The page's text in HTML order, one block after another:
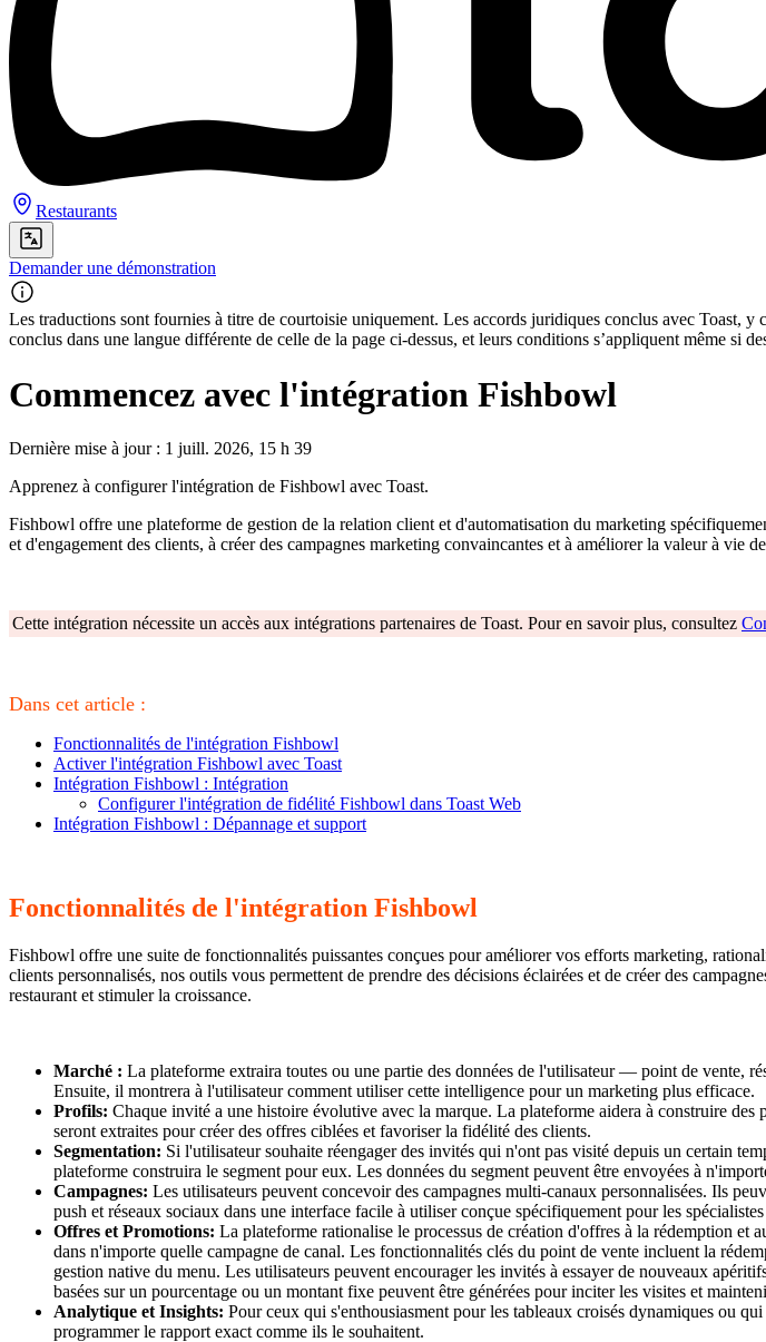
Restaurants
Demander une démonstration
Les traductions sont fournies à titre de courtoisie uniquement. Les accords juridiques conclus avec Toast,
conclus dans une langue différente de celle de la page ci-dessus, et leurs conditions s’appliquent même si
Commencez avec l'intégration Fishbowl
Dernière mise à jour : 1 juill. 2026, 15 h 39
Apprenez à configurer l'intégration de Fishbowl avec Toast.
Fishbowl offre une plateforme de gestion de la relation client et d'automatisation du marketing
et d'engagement des clients, à créer des campagnes marketing convaincantes et à améliorer la valeur à vie
Cette intégration nécessite un accès aux intégrations partenaires de Toast. Pour en savoir plus, consultez
Dans cet article :
Fonctionnalités de l'intégration Fishbowl
Activer l'intégration Fishbowl avec Toast
Intégration Fishbowl : Intégration
Configurer l'intégration de fidélité Fishbowl dans Toast Web
Intégration Fishbowl : Dépannage et support
Fonctionnalités de l'intégration Fishbowl
Fishbowl offre une suite de fonctionnalités puissantes conçues pour améliorer vos efforts marketing,
clients personnalisés, nos outils vous permettent de prendre des décisions éclairées et de créer des
restaurant et stimuler la croissance.
Marché : La plateforme extraira toutes ou une partie des données de l'utilisateur — point de vente,
Ensuite, il montrera à l'utilisateur comment utiliser cette intelligence pour un marketing plus efficace.
Profils: Chaque invité a une histoire évolutive avec la marque. La plateforme aidera à construire
seront extraites pour créer des offres ciblées et favoriser la fidélité des clients.
Segmentation: Si l'utilisateur souhaite réengager des invités qui n'ont pas visité depuis un certain
plateforme construira le segment pour eux. Les données du segment peuvent être envoyées à
Campagnes: Les utilisateurs peuvent concevoir des campagnes multi-canaux personnalisées. Ils
push et réseaux sociaux dans une interface facile à utiliser conçue spécifiquement pour les
Offres et Promotions: La plateforme rationalise le processus de création d'offres à la rédemption et
dans n'importe quelle campagne de canal. Les fonctionnalités clés du point de vente incluent la
gestion native du menu. Les utilisateurs peuvent encourager les invités à essayer de nouveaux
basées sur un pourcentage ou un montant fixe peuvent être générées pour inciter les visites et
Analytique et Insights: Pour ceux qui s'enthousiasment pour les tableaux croisés dynamiques ou
programmer le rapport exact comme ils le souhaitent.